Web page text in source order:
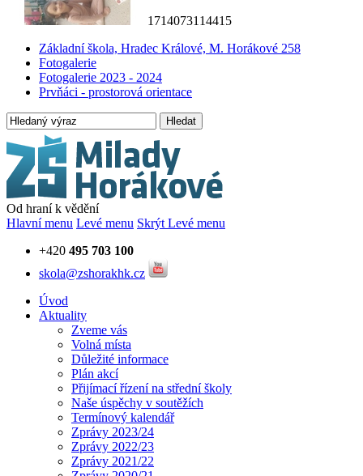
1714073114415
Základní škola, Hradec Králové, M. Horákové 258
Fotogalerie
Fotogalerie 2023 - 2024
Prvňáci - prostorová orientace
Hledat
Od hraní k vědění
Hlavní menu Levé menu Skrýt Levé menu
+420 495 703 100
skola@zshorakhk.cz
Úvod
Aktuality
Zveme vás
Volná místa
Důležité informace
Plán akcí
Přijímací řízení na střední školy
Naše úspěchy v soutěžích
Termínový kalendář
Zprávy 2023/24
Zprávy 2022/23
Zprávy 2021/22